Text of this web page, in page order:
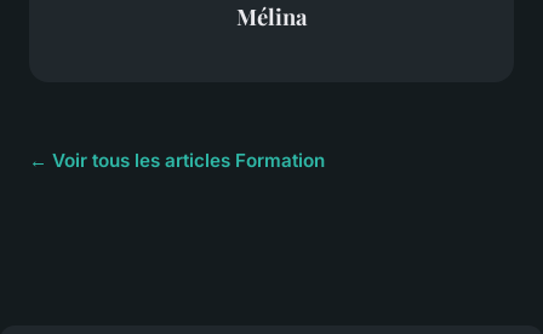
Mélina
← Voir tous les articles Formation